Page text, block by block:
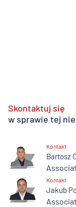
Skontaktuj się
w sprawie tej
Kontakt
Bartosz
Kontakt
Jakub